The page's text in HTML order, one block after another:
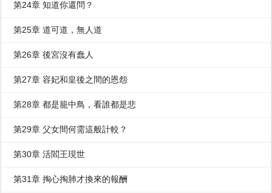
第24章 知道你還問？
第25章 道可道，無人道
第26章 後宮沒有蠢人
第27章 容妃和皇後之間的恩怨
第28章 都是籠中鳥，看誰都是悲
第29章 父女間何需這般計較？
第30章 活閻王現世
第31章 掏心掏肺才換來的報酬